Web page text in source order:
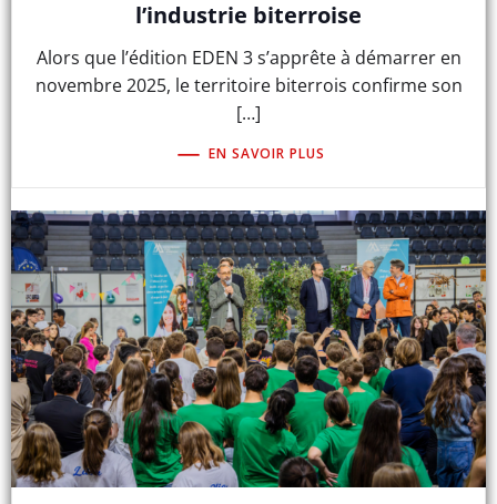
l’industrie biterroise
Alors que l’édition EDEN 3 s’apprête à démarrer en
novembre 2025, le territoire biterrois confirme son
[…]
EN SAVOIR PLUS